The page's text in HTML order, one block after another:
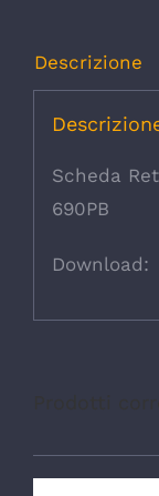
Descrizione
Scheda
690PB
Download: